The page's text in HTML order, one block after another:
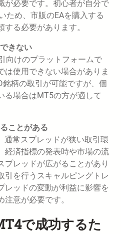
が必要です。初心者が自分で
ため、市販のEAを購入する
る必要があります。
きない
向けのプラットフォームで
は使用できない場合がありま
柄の取引が可能ですが、個
る場合はMT5の方が適して
ことがある
通常スプレッドが狭い取引環
経済指標の発表時や市場の流
プレッドが広がることがあり
引を行うスキャルピングトレ
レッドの変動が利益に影響を
意が必要です。
で成功するた